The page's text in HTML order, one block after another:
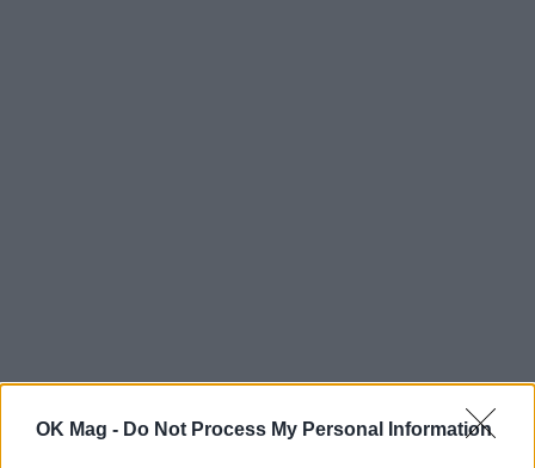
OK Mag - Do Not Process My Personal Information